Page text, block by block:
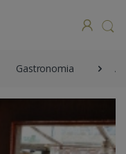
Gastronomia A